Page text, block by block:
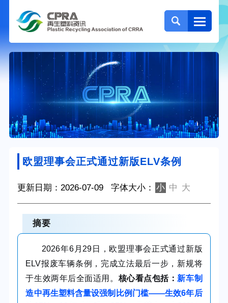
欧盟理事会正式通过新版ELV条例
更新日期：2026-07-09 字体大小： 小 中 大
摘要
2026年6月29日，欧盟理事会正式通过新版
ELV报废车辆条例，完成立法最后一步，新规将
于生效两年后全面适用。 核心看点包括： 新车制
造中再生塑料含量设强制比例门槛——生效6年后